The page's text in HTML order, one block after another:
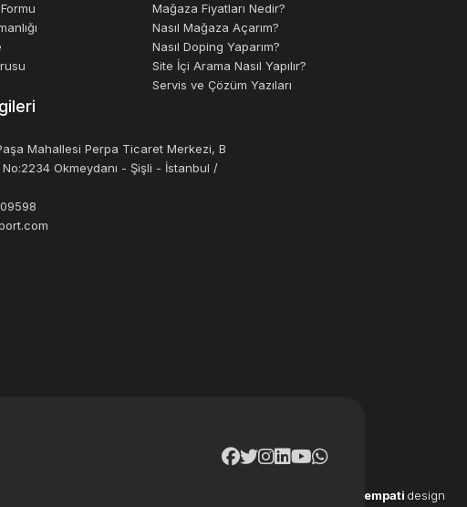
Mağaza Fiyatları Nedir?
Nasıl Mağaza Açarım?
Nasıl Doping Yaparım?
Site İçi Arama Nasıl Yapılır?
Servis ve Çözüm Yazıları
Mahallesi Perpa Ticaret Merkezi, B
No:2234 Okmeydanı - Şişli - İstanbul /
empati design